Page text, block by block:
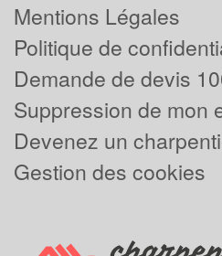
Mentions Légales
Politique de
Demande de devis
Suppression de mon
Devenez un
Gestion des cookies